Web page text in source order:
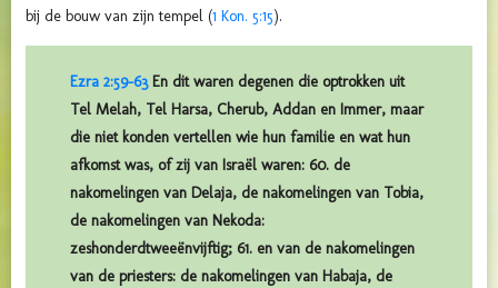
bij de bouw van zijn tempel (1 Kon. 5:15).
Ezra 2:59-63En dit waren degenen die optrokken uit
Tel Melah, Tel Harsa, Cherub, Addan en Immer, maar
die niet konden vertellen wie hun familie en wat hun
afkomst was, of zij van Israël waren: 60. de
nakomelingen van Delaja, de nakomelingen van Tobia,
de nakomelingen van Nekoda:
zeshonderdtweeënvijftig; 61. en van de nakomelingen
van de priesters: de nakomelingen van Habaja, de